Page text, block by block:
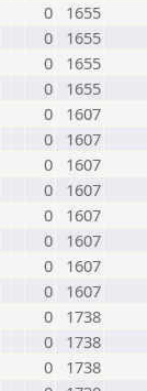
0
1655
0
1655
0
1655
0
1655
0
1607
0
1607
0
1607
0
1607
0
1607
0
1607
0
1607
0
1607
0
1738
0
1738
0
1738